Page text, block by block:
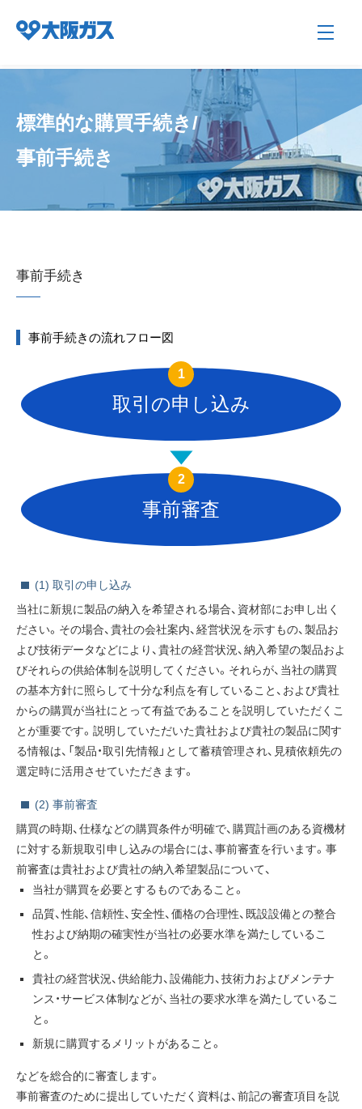
企業情報
ご家庭のお客さま
業務用・産業用のお客さま
お問い合わせ
企業情報TOP
企業/グループについて
技術開発
プレスリリース
標準的な購買手続き/
事前手続き
事前手続き
事前手続きの流れフロー図
1
取引の申し込み
2
事前審査
(1) 取引の申し込み
当社に新規に製品の納入を希望される場合、資材部にお申し出く
ださい。その場合、貴社の会社案内、経営状況を示すもの、製品お
よび技術データなどにより、貴社の経営状況、納入希望の製品およ
びそれらの供給体制を説明してください。それらが、当社の購買
の基本方針に照らして十分な利点を有していること、および貴社
からの購買が当社にとって有益であることを説明していただくこ
とが重要です。説明していただいた貴社および貴社の製品に関す
る情報は、「製品・取引先情報」として蓄積管理され、見積依頼先の
選定時に活用させていただきます。
(2) 事前審査
購買の時期、仕様などの購買条件が明確で、購買計画のある資機材
に対する新規取引申し込みの場合には、事前審査を行います。事
前審査は貴社および貴社の納入希望製品について、
当社が購買を必要とするものであること。
品質、性能、信頼性、安全性、価格の合理性、既設設備との整合
性および納期の確実性が当社の必要水準を満たしているこ
と。
貴社の経営状況、供給能力、設備能力、技術力およびメンテナ
ンス・サービス体制などが、当社の要求水準を満たしているこ
と。
新規に購買するメリットがあること。
などを総合的に審査します。
事前審査のために提出していただく資料は、前記の審査項目を説